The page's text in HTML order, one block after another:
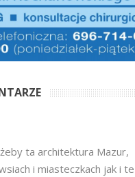
ta architektura Mazur,
i miasteczkach jak i te